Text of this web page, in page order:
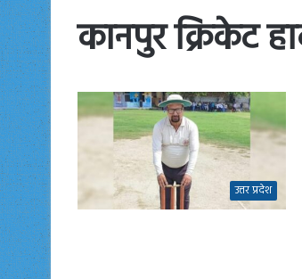
कानपुर क्रिकेट
उत्तर प्रदेश